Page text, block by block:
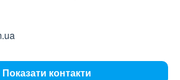
Показати контакти